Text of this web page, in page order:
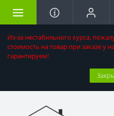
Из-за нестабильного курса,
стоимость на товар при заказе у
гарантируем!